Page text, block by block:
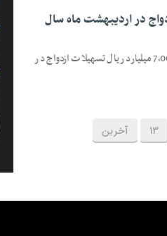
ازدواج در اردیبهشت ماه سال
پایگاه خبری روابط عمومی هنر هشتم:// پرداخت بیش از 7,000 میلیارد ریال تسهیلات ازدواج در
13 آخرین